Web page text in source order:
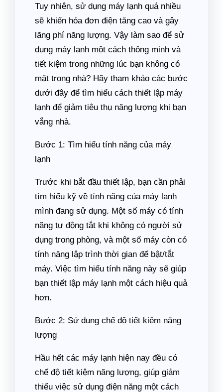
Tuy nhiên, sử dụng máy lạnh quá nhiều
sẽ khiến hóa đơn điện tăng cao và gây
lãng phí năng lượng. Vậy làm sao để sử
dụng máy lạnh một cách thông minh và
tiết kiệm trong những lúc bạn không có
mặt trong nhà? Hãy tham khảo các bước
dưới đây để tìm hiểu cách thiết lập máy
lạnh để giảm tiêu thụ năng lượng khi bạn
vắng nhà.
Bước 1: Tìm hiểu tính năng của máy
lạnh
Trước khi bắt đầu thiết lập, bạn cần phải
tìm hiểu kỹ về tính năng của máy lạnh
mình đang sử dụng. Một số máy có tính
năng tự động tắt khi không có người sử
dụng trong phòng, và một số máy còn có
tính năng lập trình thời gian để bật/tắt
máy. Việc tìm hiểu tính năng này sẽ giúp
bạn thiết lập máy lạnh một cách hiệu quả
hơn.
Bước 2: Sử dụng chế độ tiết kiệm năng
lượng
Hầu hết các máy lạnh hiện nay đều có
chế độ tiết kiệm năng lượng, giúp giảm
thiểu việc sử dụng điện năng một cách